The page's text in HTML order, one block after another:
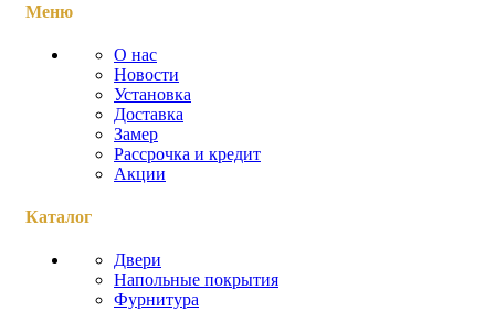
Меню
О нас
Новости
Установка
Доставка
Замер
Рассрочка и кредит
Акции
Каталог
Двери
Напольные покрытия
Фурнитура